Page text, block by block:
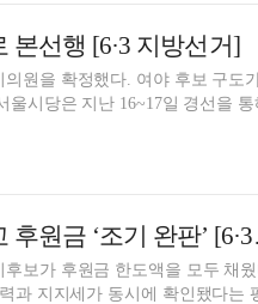
본선행 [6·3 지방선거]
원을 확정했다. 여야 후보 구도
시당은 지난 16~17일 경선을 통
이동
보가 후원금 한도액을 모두 채
과 지지세가 동시에 확인됐다는